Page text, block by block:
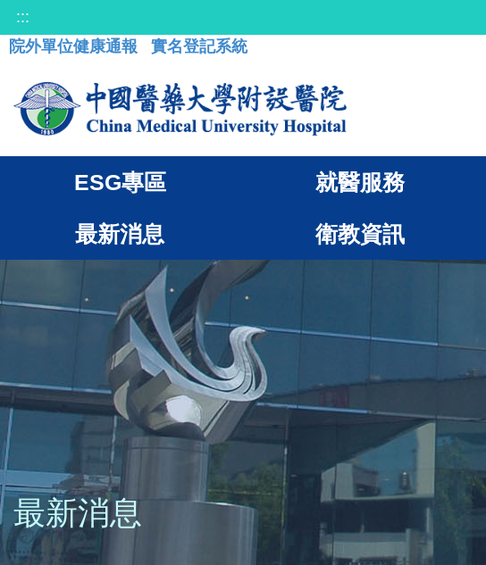
:::
院外單位健康通報
實名登記系統
ESG專區 就醫服務
最新消息 衛教資訊
最新消息